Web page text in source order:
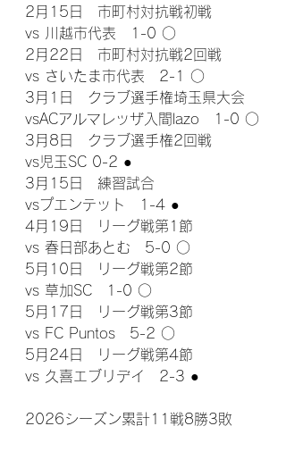
2月15日　市町村対抗戦初戦
vs 川越市代表　1-0 ○
2月22日　市町村対抗戦2回戦
vs さいたま市代表　2-1 ○
3月1日　クラブ選手権埼玉県大会
vsACアルマレッザ入間lazo　1-0 ○
3月8日　クラブ選手権2回戦
vs児玉SC 0-2 ●
3月15日　練習試合
vsプエンテット　1-4 ●
4月19日　リーグ戦第1節
vs 春日部あとむ　5-0 ○
5月10日　リーグ戦第2節
vs 草加SC　1-0 ○
5月17日　リーグ戦第3節
vs FC Puntos　5-2 ○
5月24日　リーグ戦第4節
vs 久喜エブリデイ　2-3 ●
2026シーズン累計11戦8勝3敗